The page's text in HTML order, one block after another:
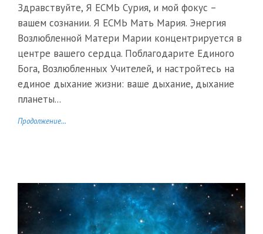
Здравствуйте, Я ЕСМЬ Сурия, и мой фокус –
вашем сознании. Я ЕСМЬ Мать Мария. Энергия
Возлюбленной Матери Марии концентрируется в
центре вашего сердца. Поблагодарите Единого
Бога, Возлюбленных Учителей, и настройтесь на
единое дыхание жизни: ваше дыхание, дыхание
планеты...
Продолжение...